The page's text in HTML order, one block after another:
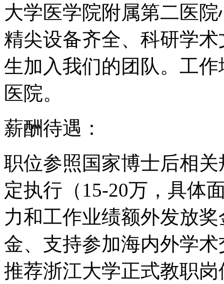
大学医学院附属第二医
精尖设备齐全、科研学
生加入我们的团队。工
医院。
薪酬待遇：
职位参照国家博士后相
定执行（ 15-20万，具体
力和工作业绩额外发放
金、支持参加海内外学
推荐浙江大学正式教职